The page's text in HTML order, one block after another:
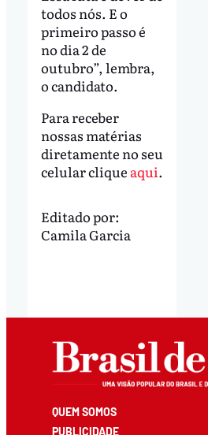
todos nós. E o
primeiro passo é
no dia 2 de
outubro”, lembra,
o candidato.
Para receber
nossas matérias
diretamente no seu
celular clique aqui.
Editado por:
Camila Garcia
QUEM SOMOS
PUBLICIDADE